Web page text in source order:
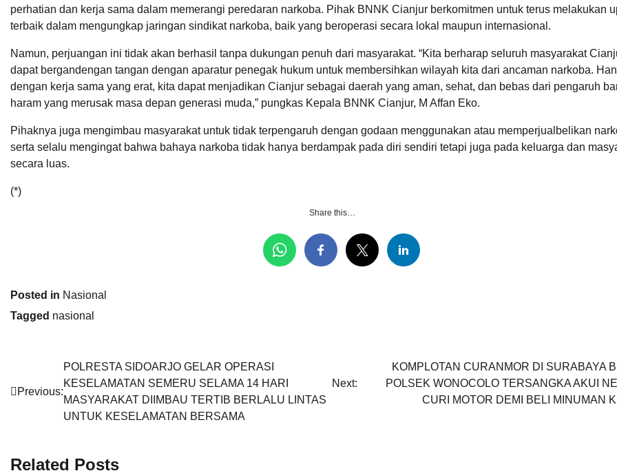
perhatian dan kerja sama dalam memerangi peredaran narkoba. Pihak BNNK Cianjur berkomitmen untuk terus melakukan
terbaik dalam mengungkap jaringan sindikat narkoba, baik yang beroperasi secara lokal maupun internasional.
Namun, perjuangan ini tidak akan berhasil tanpa dukungan penuh dari masyarakat. “Kita berharap seluruh masyarakat
dapat bergandengan tangan dengan aparatur penegak hukum untuk membersihkan wilayah kita dari ancaman narkoba.
dengan kerja sama yang erat, kita dapat menjadikan Cianjur sebagai daerah yang aman, sehat, dan bebas dari pengaruh
haram yang merusak masa depan generasi muda,” pungkas Kepala BNNK Cianjur, M Affan Eko.
Pihaknya juga mengimbau masyarakat untuk tidak terpengaruh dengan godaan menggunakan atau memperjualbelikan
serta selalu mengingat bahwa bahaya narkoba tidak hanya berdampak pada diri sendiri tetapi juga pada keluarga dan
secara luas.
(*)
Share this…
Posted in Nasional
Tagged nasional
Navigasi
pos
Previous:
POLRESTA SIDOARJO GELAR OPERASI
KESELAMATAN SEMERU SELAMA 14 HARI
MASYARAKAT DIIMBAU TERTIB BERLALU LINTAS
UNTUK KESELAMATAN BERSAMA
Next:
KOMPLOTAN CURANMOR DI SURABAYA
POLSEK WONOCOLO TERSANGKA AKUI
CURI MOTOR DEMI BELI MINUMAN
Related Posts